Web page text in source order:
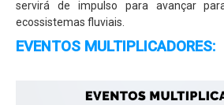
servirá de impulso para avançar
ecossistemas fluviais.
EVENTOS MULTIPLICADORES: